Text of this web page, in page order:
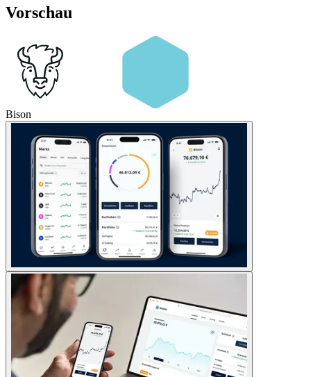
Vorschau
Bison